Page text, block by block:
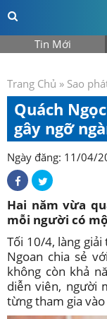
Tin Mới
Trang Chủ » Sao
Quách
gây ngỡ
Ngày đăng: 11/04/
Hai năm vừa
mỗi người có
Tối 10/4, làng
Ngoan chia sẻ
không còn khả
diễn viên, người
từng tham gia